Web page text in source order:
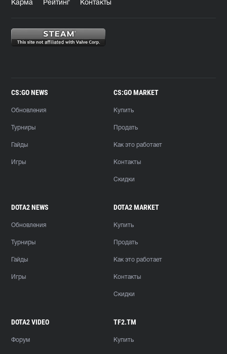
Карма Рейтинг Контакты
CS:GO NEWS
Обновления
Турниры
Гайды
Игры
CS:GO MARKET
Купить
Продать
Как это работает
Контакты
Скидки
DOTA2 NEWS
Обновления
Турниры
Гайды
Игры
DOTA2 MARKET
Купить
Продать
Как это работает
Контакты
Скидки
DOTA2 VIDEO
Форум
TF2.TM
Купить